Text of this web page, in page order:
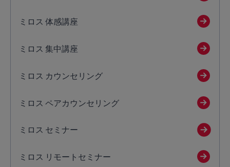
ミロス 体感講座
ミロス 集中講座
ミロス カウンセリング
ミロス ペアカウンセリング
ミロス セミナー
ミロス リモートセミナー